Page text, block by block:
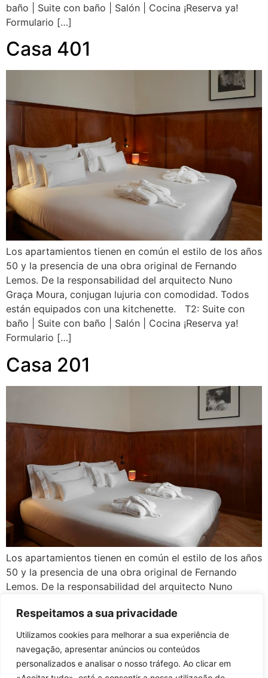
Respeitamos a sua privacidade
Utilizamos cookies para melhorar a sua experiência de
navegação, apresentar anúncios ou conteúdos
personalizados e analisar o nosso tráfego. Ao clicar em
baño | Suite con baño | Salón | Cocina ¡Reserva ya!
Formulario […]
Casa 401
Los apartamientos tienen en común el estilo de los años
50 y la presencia de una obra original de Fernando
Lemos. De la responsabilidad del arquitecto Nuno
Graça Moura, conjugan lujuria con comodidad. Todos
están equipados con una kitchenette. T2: Suite con
baño | Suite con baño | Salón | Cocina ¡Reserva ya!
Formulario […]
Casa 201
Los apartamientos tienen en común el estilo de los años
50 y la presencia de una obra original de Fernando
Lemos. De la responsabilidad del arquitecto Nuno
están equipados con una kitchenette. T1: Suite | Baño |
Salón | Cocina ¡Reserva ya! Formulario de contacto
Nuestro equipo está […]
RNAL: 201: 73055/AL | 202: 73059/AL | 203:73060/AL | 301:80440/AL | 302: